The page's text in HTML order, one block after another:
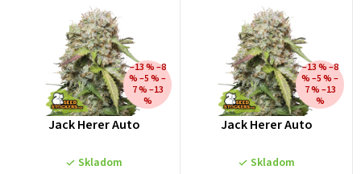
Jack Herer Auto
Skladom
–13 % –8
% –5 % –
7 % –13
%
Jack Herer Auto
Skladom
–13 % –8
% –5 % –
7 % –13
%